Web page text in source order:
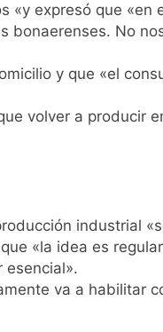
con mínimas
de chats privados
Moyano
Privada
expresó que «en
bonaerenses. No
y que «el
volver a producir
industrial
«la idea es
va a habilitar